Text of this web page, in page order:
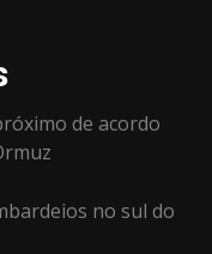
de acordo
no sul do